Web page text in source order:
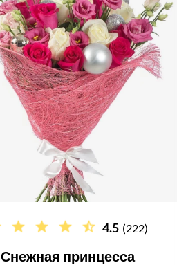
4.5 (222)
Снежная принцесса